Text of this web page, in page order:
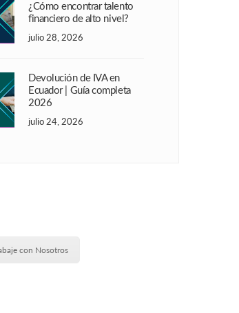
¿Cómo encontrar talento
financiero de alto nivel?
julio 28, 2026
Devolución de IVA en
Ecuador | Guía completa
2026
julio 24, 2026
con Nosotros